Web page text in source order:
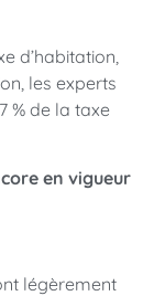
d’habitation,
les experts
% de la taxe
en vigueur
légèrement